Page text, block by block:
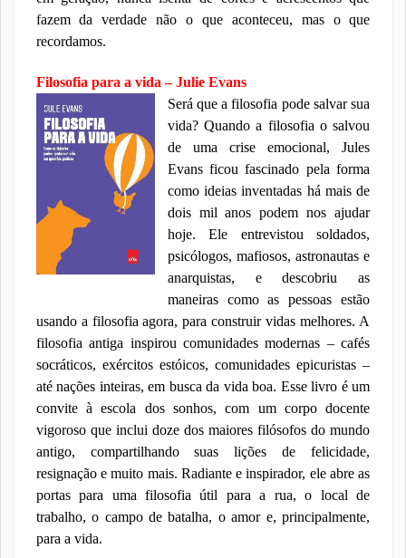
fazem da verdade não o que aconteceu, mas o que
recordamos.
Filosofia para a vida – Julie Evans
Será que a filosofia pode salvar sua
vida? Quando a filosofia o salvou
de uma crise emocional, Jules
Evans ficou fascinado pela forma
como ideias inventadas há mais de
dois mil anos podem nos ajudar
hoje. Ele entrevistou soldados,
psicólogos, mafiosos, astronautas e
anarquistas, e descobriu as
maneiras como as pessoas estão
usando a filosofia agora, para construir vidas melhores. A
filosofia antiga inspirou comunidades modernas – cafés
socráticos, exércitos estóicos, comunidades epicuristas –
até nações inteiras, em busca da vida boa. Esse livro é um
convite à escola dos sonhos, com um corpo docente
vigoroso que inclui doze dos maiores filósofos do mundo
antigo, compartilhando suas lições de felicidade,
resignação e muito mais. Radiante e inspirador, ele abre as
portas para uma filosofia útil para a rua, o local de
trabalho, o campo de batalha, o amor e, principalmente,
para a vida.